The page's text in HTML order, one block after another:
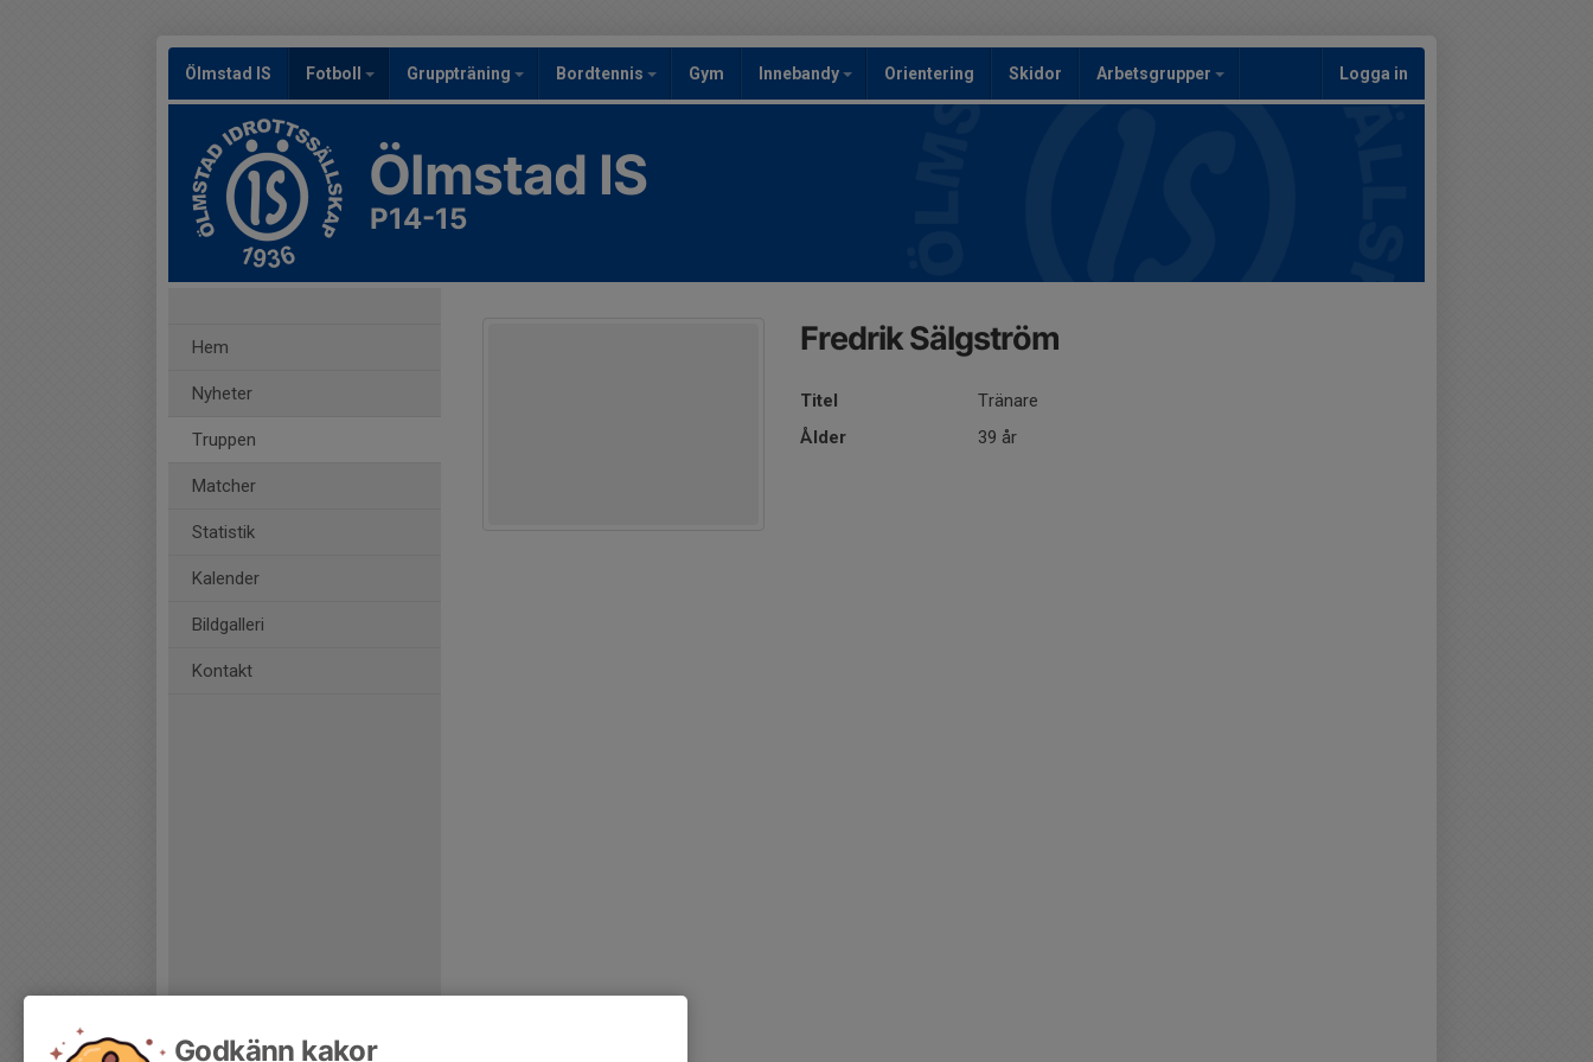
Ölmstad IS Fotboll Gruppträning Bordtennis Gym Innebandy Orientering Skidor Arbetsgrupper Logga in
Ölmstad IS
P14-15
Hem
Nyheter
Truppen
Matcher
Statistik
Kalender
Bildgalleri
Kontakt
Fredrik Sälgström
Titel
Tränare
Ålder
39 år
Godkänn kakor